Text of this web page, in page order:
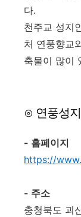
다.
천주교 성지
처 연풍향교
축물이 많이
⊙ 연풍성지
- 홈페이지
https://
- 주소
충청북도 괴